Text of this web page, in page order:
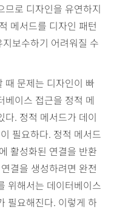
므로 디자인을 유연하지
메서드를 디자인 패턴
보수하기 어려워질 수
때 문제는 디자인이 빠
베이스 접근을 정적 메
다. 정적 메서드가 데이
필요하다. 정적 메서드
활성화된 연결을 반환
결을 생성하려면 완전
위해서는 데이터베이스
필요해진다. 이렇게 하